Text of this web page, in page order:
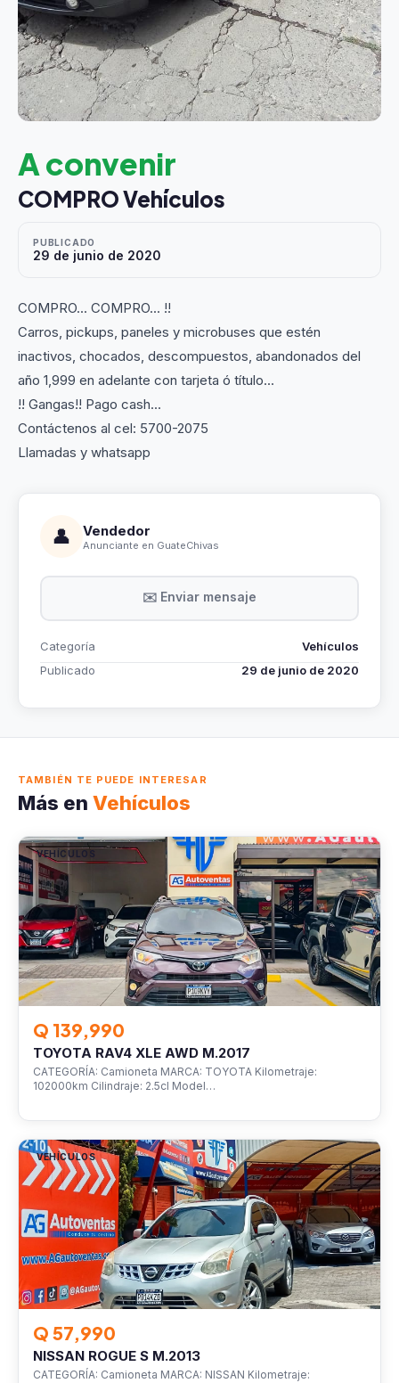
A convenir
COMPRO Vehículos
PUBLICADO
29 de junio de 2020
COMPRO... COMPRO... !!
Carros, pickups, paneles y microbuses que estén
inactivos, chocados, descompuestos, abandonados del
año 1,999 en adelante con tarjeta ó título...
!! Gangas!! Pago cash...
Contáctenos al cel: 5700-2075
Llamadas y whatsapp
👤 Vendedor
Anunciante en GuateChivas
✉️ Enviar mensaje
Categoría
Vehículos
Publicado
29 de junio de 2020
TAMBIÉN TE PUEDE INTERESAR
Más en Vehículos
VEHÍCULOS
Q 139,990
TOYOTA RAV4 XLE AWD M.2017
CATEGORÍA: Camioneta MARCA: TOYOTA Kilometraje:
102000km Cilindraje: 2.5cl Model…
VEHÍCULOS
Q 57,990
NISSAN ROGUE S M.2013
CATEGORÍA: Camioneta MARCA: NISSAN Kilometraje: